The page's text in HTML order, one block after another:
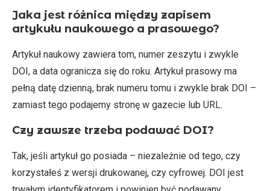
Jaka jest różnica między zapisem
artykułu naukowego a prasowego?
Artykuł naukowy zawiera tom, numer zeszytu i zwykle
DOI, a data ogranicza się do roku. Artykuł prasowy ma
pełną datę dzienną, brak numeru tomu i zwykle brak DOI –
zamiast tego podajemy stronę w gazecie lub URL.
Czy zawsze trzeba podawać DOI?
Tak, jeśli artykuł go posiada – niezależnie od tego, czy
korzystałeś z wersji drukowanej, czy cyfrowej. DOI jest